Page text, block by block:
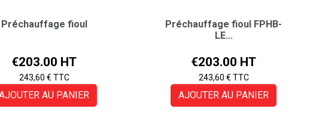
Préchauffage fioul
Price
€203.00 HT
243,60 € TTC
AU PANIER
Préchauffage fioul FPHB-
LE...
Price
€203.00 HT
243,60 € TTC
AJOUTER AU PANIER